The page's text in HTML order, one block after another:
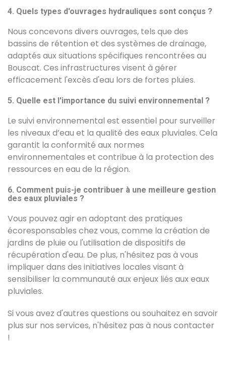
4. Quels types d'ouvrages hydrauliques sont conçus ?
Nous concevons divers ouvrages, tels que des
bassins de rétention et des systèmes de drainage,
adaptés aux situations spécifiques rencontrées au
Bouscat. Ces infrastructures visent à gérer
efficacement l'excès d'eau lors de fortes pluies.
5. Quelle est l'importance du suivi environnemental ?
Le suivi environnemental est essentiel pour surveiller
les niveaux d’eau et la qualité des eaux pluviales. Cela
garantit la conformité aux normes
environnementales et contribue à la protection des
ressources en eau de la région.
6. Comment puis-je contribuer à une meilleure gestion
des eaux pluviales ?
Vous pouvez agir en adoptant des pratiques
écoresponsables chez vous, comme la création de
jardins de pluie ou l'utilisation de dispositifs de
récupération d'eau. De plus, n'hésitez pas à vous
impliquer dans des initiatives locales visant à
sensibiliser la communauté aux enjeux liés aux eaux
pluviales.
Si vous avez d'autres questions ou souhaitez en savoir
plus sur nos services, n'hésitez pas à nous contacter
!